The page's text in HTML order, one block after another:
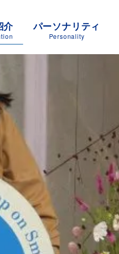
介 パーソナリティ
Personality